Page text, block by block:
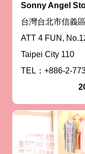
Sonny Angel
台灣台北市信義
ATT 4 FUN,
Taipei City 110
TEL：+886-2-